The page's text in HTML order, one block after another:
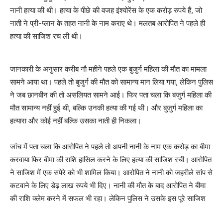
नानी हत्‍या की थी। हत्‍या के पीछे की वजह इंश्‍योरेंस के एक करोड़ रुपये हैं, जो
नाती ने प्री-प्‍लान के तहत नानी के नाम कराए थे। मलतब आरोपित ने पहले ही
हत्‍या की साजिश रच ली थी।
जानकारी के अनुसार करीब नौ महीने पहले एक बुजुर्ग महिला की मौत का मामला
सामने आया था। पहले तो बुजुर्ग की मौत को सामान्‍य मान लिया गया, लेकिन पुलिस
ने जब छानबीन की तो असलियत सामने आई। फिर पता चला कि बजुर्ग महिला की
मौत सामान्‍य नहीं हुई थी, बल्कि उनकी हत्‍या की गई थी। और बुजुर्ग महिला का
हत्‍यारा और कोई नहीं बल्कि उसका नाती ही निकला।
जांच में पता चला कि आरोपित ने पहले तो अपनी नानी के नाम एक करोड़ का बीमा
करवाया फिर बीमा की राशि हासिल करने के लिए हत्‍या की साजिश रची। आरोपित
ने साजिश में एक सपेरे को भी शामिल किया। आरोपित ने नानी को जहरीले सांप से
कटवाने के लिए डेढ़ लाख रुपये भी दिए। नानी की मौत के बाद आरोपित ने बीमा
की राशि क्लेम करने में सफल भी रहा। लेकिन पुलिस ने उसके इस पूरे साजिश